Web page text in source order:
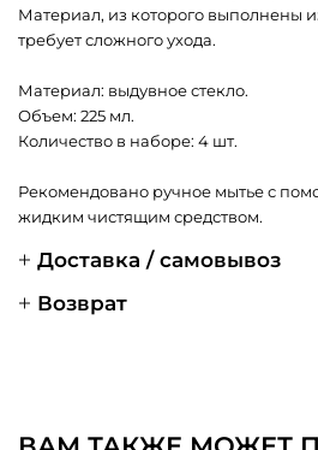
Материал, из которого выполнены
требует сложного ухода.
Материал: выдувное стекло.
Объем: 225 мл.
Количество в наборе: 4 шт.
Рекомендовано ручное мытье с
жидким чистящим средством.
Доставка / самовывоз
Возврат